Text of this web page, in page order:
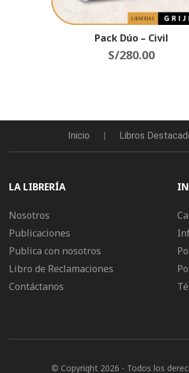
Pack Dúo – Civil
S/280.00
Inicio Libros
LA LIBRERÍA
Nosotros
Publicaciones
Publica con nosotros
Libro de Reclamaciones
Contáctanos
© Copyright 2026 - Todos los